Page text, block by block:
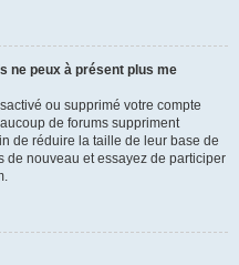
ne peux à présent plus me
ou supprimé votre compte
de forums suppriment
de réduire la taille de leur base de
de nouveau et essayez de participer